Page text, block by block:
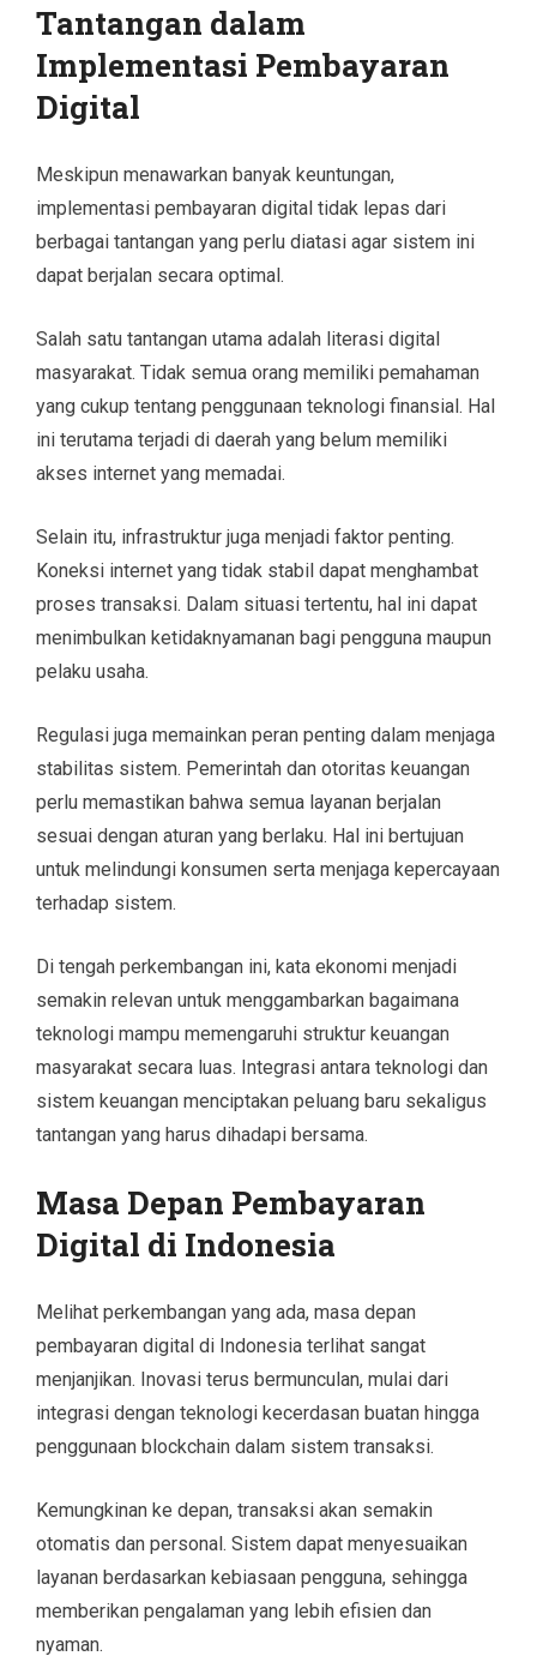
Tantangan dalam
Implementasi Pembayaran
Digital
Meskipun menawarkan banyak keuntungan,
implementasi pembayaran digital tidak lepas dari
berbagai tantangan yang perlu diatasi agar sistem ini
dapat berjalan secara optimal.
Salah satu tantangan utama adalah literasi digital
masyarakat. Tidak semua orang memiliki pemahaman
yang cukup tentang penggunaan teknologi finansial. Hal
ini terutama terjadi di daerah yang belum memiliki
akses internet yang memadai.
Selain itu, infrastruktur juga menjadi faktor penting.
Koneksi internet yang tidak stabil dapat menghambat
proses transaksi. Dalam situasi tertentu, hal ini dapat
menimbulkan ketidaknyamanan bagi pengguna maupun
pelaku usaha.
Regulasi juga memainkan peran penting dalam menjaga
stabilitas sistem. Pemerintah dan otoritas keuangan
perlu memastikan bahwa semua layanan berjalan
sesuai dengan aturan yang berlaku. Hal ini bertujuan
untuk melindungi konsumen serta menjaga kepercayaan
terhadap sistem.
Di tengah perkembangan ini, kata ekonomi menjadi
semakin relevan untuk menggambarkan bagaimana
teknologi mampu memengaruhi struktur keuangan
masyarakat secara luas. Integrasi antara teknologi dan
sistem keuangan menciptakan peluang baru sekaligus
tantangan yang harus dihadapi bersama.
Masa Depan Pembayaran
Digital di Indonesia
Melihat perkembangan yang ada, masa depan
pembayaran digital di Indonesia terlihat sangat
menjanjikan. Inovasi terus bermunculan, mulai dari
integrasi dengan teknologi kecerdasan buatan hingga
penggunaan blockchain dalam sistem transaksi.
Kemungkinan ke depan, transaksi akan semakin
otomatis dan personal. Sistem dapat menyesuaikan
layanan berdasarkan kebiasaan pengguna, sehingga
memberikan pengalaman yang lebih efisien dan
nyaman.